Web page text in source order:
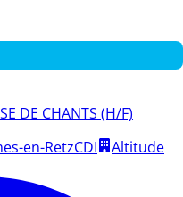
DE CHANTS (H/F)
en-RetzCDI
Altitude